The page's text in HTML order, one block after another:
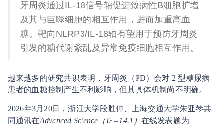
牙周炎通过IL-18信号轴促进致病性B细胞扩增
及其与巨噬细胞的相互作用，进而加重高血
糖。靶向NLRP3/IL-18轴有望用于预防牙周炎
引发的糖代谢紊乱及异常免疫细胞相互作用。
越来越多的研究共识表明，牙周炎（PD）会对 2 型糖尿病
患者的血糖控制产生不利影响，但其具体机制尚不明确。
2026年3月20日，浙江大学段胜仲、上海交通大学朱亚琴共
同通讯在Advanced Science（IF=14.1） 在线发表题为